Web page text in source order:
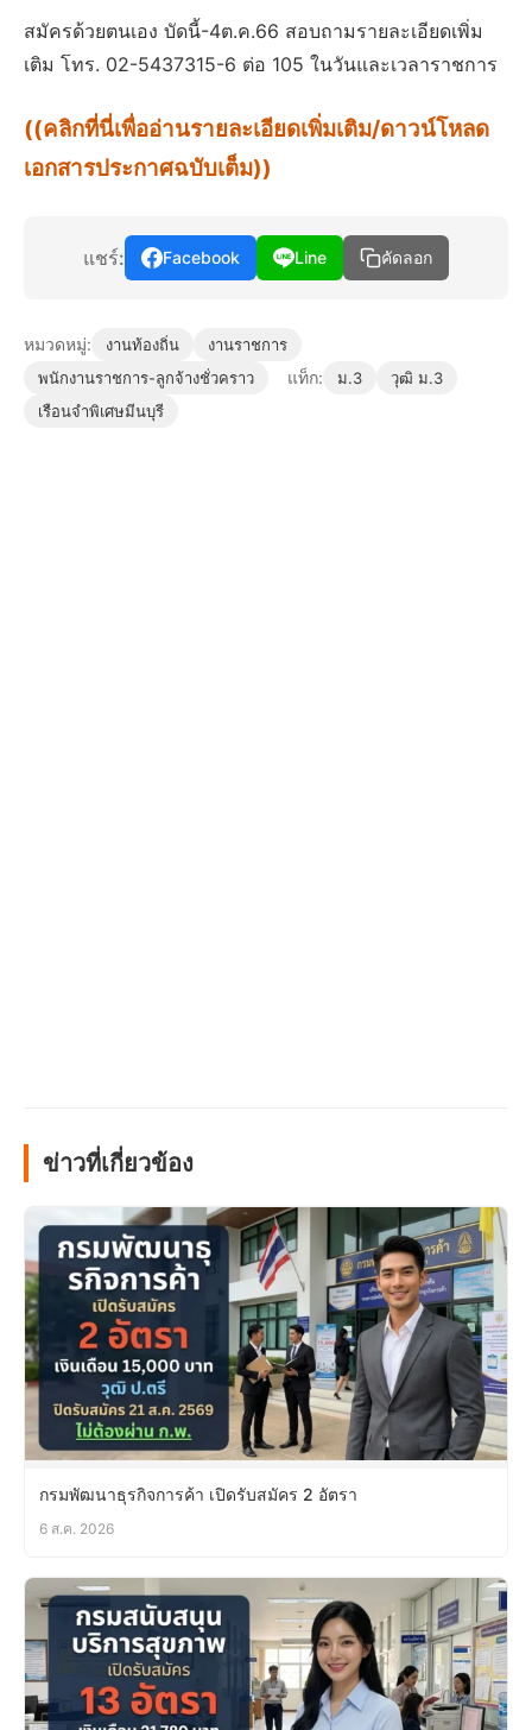
สมัครด้วยตนเอง บัดนี้-4ต.ค.66 สอบถามรายละเอียดเพิ่ม
เติม โทร. 02-5437315-6 ต่อ 105 ในวันและเวลาราชการ
((คลิกที่นี่เพื่ออ่านรายละเอียดเพิ่มเติม/ดาวน์โหลด
เอกสารประกาศฉบับเต็ม))
แชร์: Facebook Line คัดลอก
หมวดหมู่: งานท้องถิ่น
งานราชการ
พนักงานราชการ-ลูกจ้างชั่วคราว
แท็ก: ม.3
วุฒิ ม.3
เรือนจำพิเศษมีนบุรี
ข่าวที่เกี่ยวข้อง
กรมพัฒนาธุรกิจการค้า เปิดรับสมัคร 2 อัตรา
6 ส.ค. 2026